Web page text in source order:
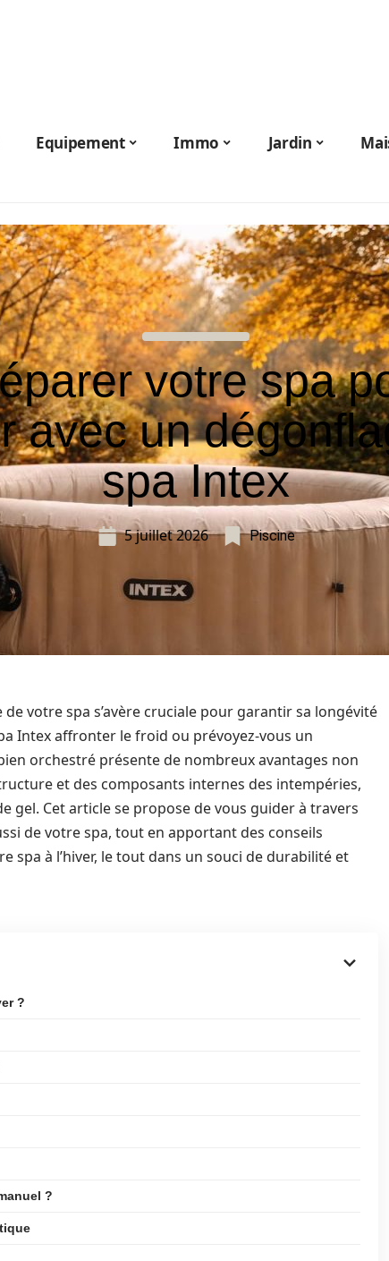
Equipement Immo Jardin
votre spa
avec un
spa Intex
5 juillet 2026 Piscine
de votre spa s’avère cruciale pour garantir sa longévité
Intex affronter le froid ou prévoyez-vous un
orchestré présente de nombreux avantages non
et des composants internes des intempéries,
gel. Cet article se propose de vous guider à travers
de votre spa, tout en apportant des conseils
à l’hiver, le tout dans un souci de durabilité et
?
?